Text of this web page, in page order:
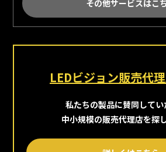
その他サービスはこ
LEDビジョン販売代
私たちの製品に賛同してい
中小規模の販売代理店を探